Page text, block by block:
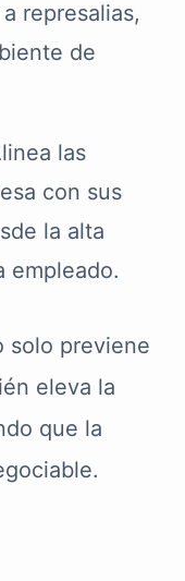
represalias,
de
las
con sus
la alta
empleado.
solo previene
eleva la
que la